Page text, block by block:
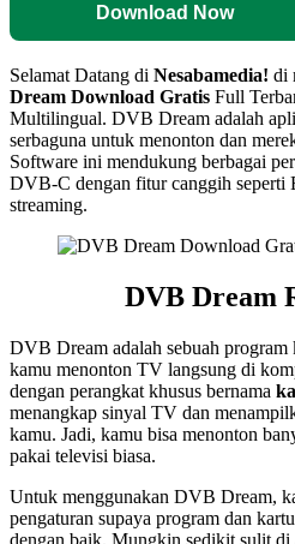
Download Now
Selamat Datang di Nesabamedia! di
Dream Download Gratis Full
Multilingual. DVB Dream adalah
serbaguna untuk menonton dan
Software ini mendukung berbagai
DVB-C dengan fitur canggih seperti
streaming.
DVB Dream
DVB Dream adalah sebuah program
kamu menonton TV langsung di
dengan perangkat khusus bernama
menangkap sinyal TV dan
kamu. Jadi, kamu bisa menonton
pakai televisi biasa.
Untuk menggunakan DVB Dream,
pengaturan supaya program dan
dengan baik. Mungkin sedikit sulit di